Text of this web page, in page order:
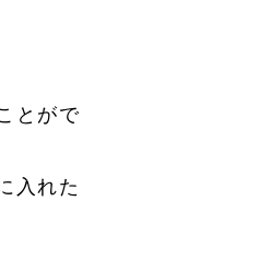
とがで
入れた